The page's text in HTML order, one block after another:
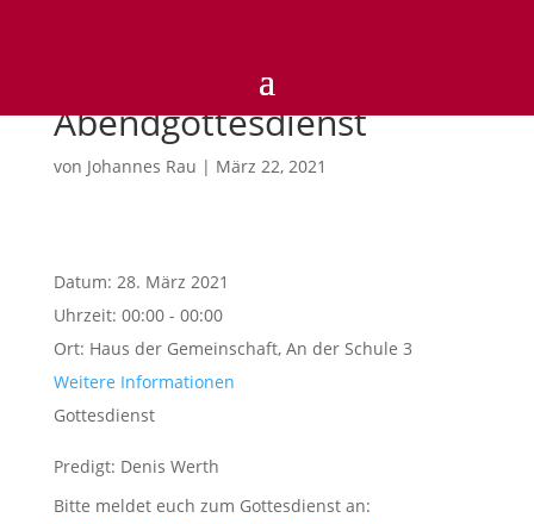
Abendgottesdienst
von Johannes Rau | März 22, 2021
Datum: 28. März 2021
Uhrzeit: 00:00 - 00:00
Ort: Haus der Gemeinschaft, An der Schule 3
Weitere Informationen
Gottesdienst
Predigt: Denis Werth
Bitte meldet euch zum Gottesdienst an: